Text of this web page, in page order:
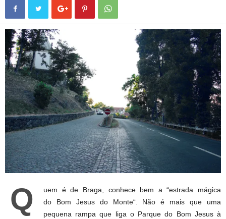
Q
uem é de Braga, conhece bem a “estrada mágica
do Bom Jesus do Monte“. Não é mais que uma
pequena rampa que liga o Parque do Bom Jesus à